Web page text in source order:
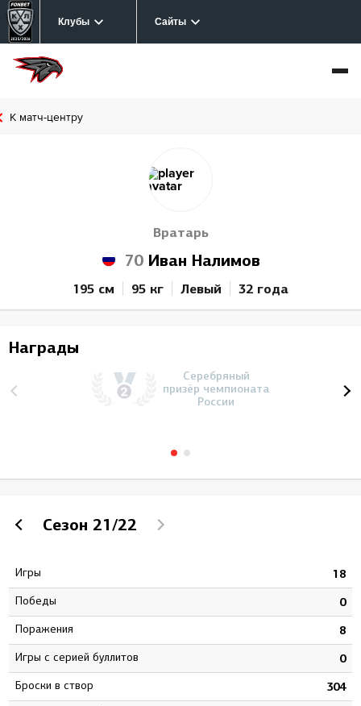
Клубы Сайты
К матч-центру
Вратарь
70Иван Налимов
195 см 95 кг Левый 32 года
Награды
Серебряный
призёр чемпионата
России
Сезон 21/22
Игры 18
Победы 0
Поражения 8
Игры с серией буллитов 0
Броски в створ 304